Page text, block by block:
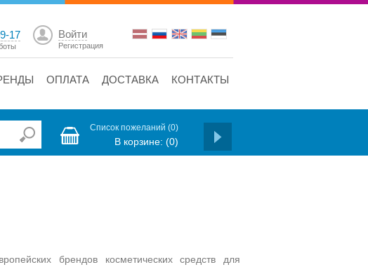
17 Войти
Регистрация
ОПЛАТА ДОСТАВКА КОНТАКТЫ
Список пожеланий (0)
В корзине: (0)
брендов косметических средств для